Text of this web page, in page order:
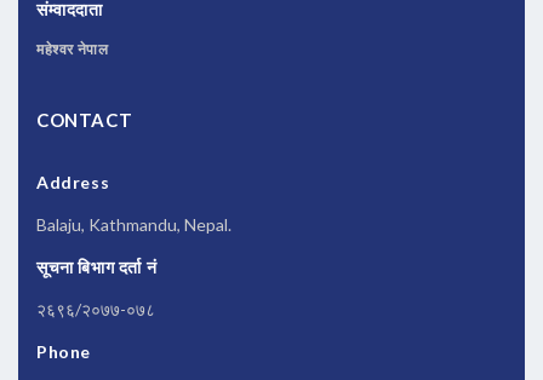
संम्वाददाता
महेश्वर नेपाल
CONTACT
Address
Balaju, Kathmandu, Nepal.
सूचना बिभाग दर्ता नं
२६९६/२०७७-०७८
Phone